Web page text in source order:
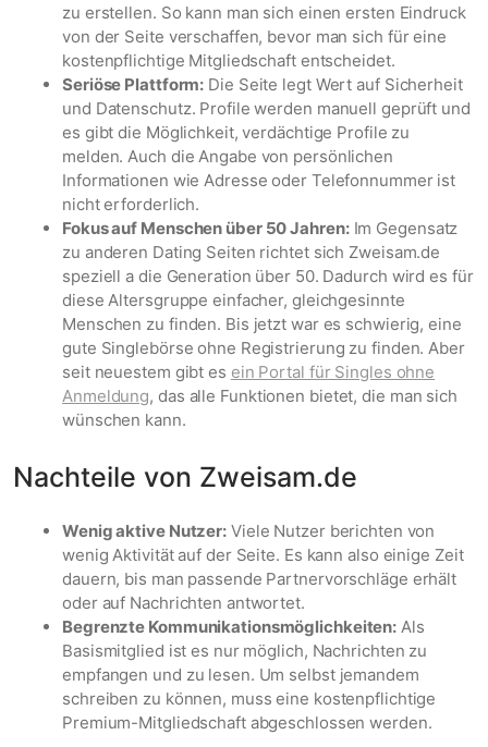
zu erstellen. So kann man sich einen ersten Eindruck
von der Seite verschaffen, bevor man sich für eine
kostenpflichtige Mitgliedschaft entscheidet.
Seriöse Plattform: Die Seite legt Wert auf Sicherheit
und Datenschutz. Profile werden manuell geprüft und
es gibt die Möglichkeit, verdächtige Profile zu
melden. Auch die Angabe von persönlichen
Informationen wie Adresse oder Telefonnummer ist
nicht erforderlich.
Fokus auf Menschen über 50 Jahren:Im Gegensatz
zu anderen Dating Seiten richtet sich Zweisam.de
speziell a die Generation über 50. Dadurch wird es für
diese Altersgruppe einfacher, gleichgesinnte
Menschen zu finden. Bis jetzt war es schwierig, eine
gute Singlebörse ohne Registrierung zu finden. Aber
seit neuestem gibt es ein Portal für Singles ohne
Anmeldung, das alle Funktionen bietet, die man sich
wünschen kann.
Nachteile von Zweisam.de
Wenig aktive Nutzer: Viele Nutzer berichten von
wenig Aktivität auf der Seite. Es kann also einige Zeit
dauern, bis man passende Partnervorschläge erhält
oder auf Nachrichten antwortet.
Begrenzte Kommunikationsmöglichkeiten: Als
Basismitglied ist es nur möglich, Nachrichten zu
empfangen und zu lesen. Um selbst jemandem
schreiben zu können, muss eine kostenpflichtige
Premium-Mitgliedschaft abgeschlossen werden.